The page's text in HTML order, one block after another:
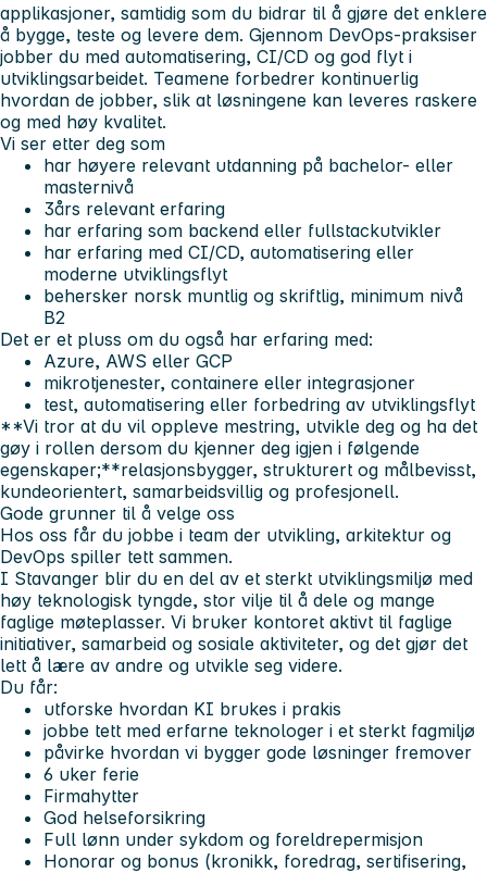
applikasjoner, samtidig som du bidrar til å gjøre det enklere
å bygge, teste og levere dem. Gjennom DevOps-praksiser
jobber du med automatisering, CI/CD og god flyt i
utviklingsarbeidet. Teamene forbedrer kontinuerlig
hvordan de jobber, slik at løsningene kan leveres raskere
og med høy kvalitet.
Vi ser etter deg som
har høyere relevant utdanning på bachelor- eller
masternivå
3års relevant erfaring
har erfaring som backend eller fullstackutvikler
har erfaring med CI/CD, automatisering eller
moderne utviklingsflyt
behersker norsk muntlig og skriftlig, minimum nivå
B2
Det er et pluss om du også har erfaring med:
Azure, AWS eller GCP
mikrotjenester, containere eller integrasjoner
test, automatisering eller forbedring av utviklingsflyt
**Vi tror at du vil oppleve mestring, utvikle deg og ha det
gøy i rollen dersom du kjenner deg igjen i følgende
egenskaper;**relasjonsbygger, strukturert og målbevisst,
kundeorientert, samarbeidsvillig og profesjonell.
Gode grunner til å velge oss
Hos oss får du jobbe i team der utvikling, arkitektur og
DevOps spiller tett sammen.
I Stavanger blir du en del av et sterkt utviklingsmiljø med
høy teknologisk tyngde, stor vilje til å dele og mange
faglige møteplasser. Vi bruker kontoret aktivt til faglige
initiativer, samarbeid og sosiale aktiviteter, og det gjør det
lett å lære av andre og utvikle seg videre.
Du får:
utforske hvordan KI brukes i prakis
jobbe tett med erfarne teknologer i et sterkt fagmiljø
påvirke hvordan vi bygger gode løsninger fremover
6 uker ferie
Firmahytter
God helseforsikring
Full lønn under sykdom og foreldrepermisjon
Honorar og bonus (kronikk, foredrag, sertifisering,